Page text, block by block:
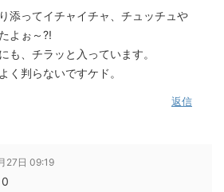
添ってイチャイチャ、チュッチュや
よぉ～?!
も、チラッと入っています。
く判らないですケド。
返信
27日 09:19
0